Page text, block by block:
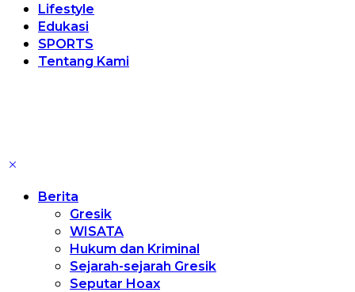
Lifestyle
Edukasi
SPORTS
Tentang Kami
Berita
Gresik
WISATA
Hukum dan Kriminal
Sejarah-sejarah Gresik
Seputar Hoax